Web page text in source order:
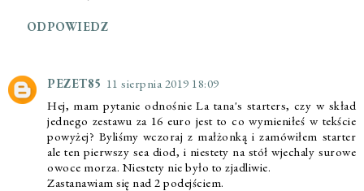
ODPOWIEDZ
PEZET85 11 sierpnia 2019 18:09
Hej, mam pytanie odnośnie La tana's starters, czy w skład
jednego zestawu za 16 euro jest to co wymieniłeś w tekście
powyżej? Byliśmy wczoraj z małżonką i zamówiłem starter
ale ten pierwszy sea diod, i niestety na stół wjechaly surowe
owoce morza. Niestety nie było to zjadliwie.
Zastanawiam się nad 2 podejściem.